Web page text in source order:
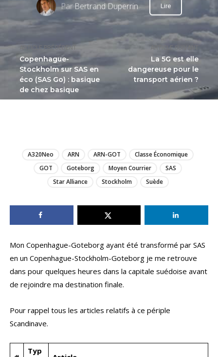
ARTICLE PRÉCÉDENT
Copenhague-
Stockholm sur SAS en
éco (SAS Go) : basique
de chez basique
ARTICLE SUIVANT
La 5G est elle
dangereuse pour le
transport aérien ?
Par Bertrand Duperrin Lire
A320Neo ARN ARN-GOT
Classe Économique
GOT
Goteborg Moyen Courrier
SAS
Star Alliance
Stockholm Suède
Mon Copenhague-Goteborg ayant été transformé par SAS
en un Copenhague-Stockholm-Goteborg je me retrouve
dans pour quelques heures dans la capitale suédoise avant
de rejoindre ma destination finale.
Pour rappel tous les articles relatifs à ce périple
Scandinave.
Typ